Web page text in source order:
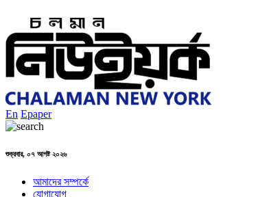
En Epaper
শুক্রবার, ০৭ আগষ্ট ২০২৬
আমাদের সম্পর্কে
যোগাযোগ